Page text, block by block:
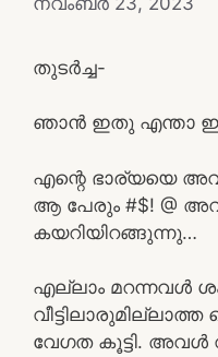
തുടർച്ച-
ഞാൻ ഇതു എന്താ
എന്റെ ഭാര്യയെ
ആ പേരും #$! @
കയറിയിറങ്ങുന്നു…
എല്ലാം മറന്നവൾ
വേഗത കൂട്ടി. അവൾ